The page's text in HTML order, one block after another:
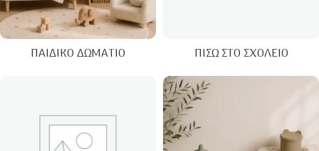
ΠΑΙΔΙΚΌ ΔΩΜΆΤΙΟ ΠΊΣΩ ΣΤΟ ΣΧΟΛΕΊΟ